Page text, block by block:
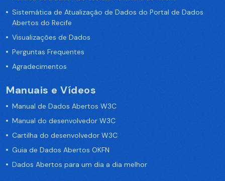
Sistemática de Atualização de Dados do Portal de Dados
Abertos do Recife
Visualizações de Dados
Perguntas Frequentes
Agradecimentos
Manuais e Vídeos
Manual de Dados Abertos W3C
Manual do desenvolvedor W3C
Cartilha do desenvolvedor W3C
Guia de Dados Abertos OKFN
Dados Abertos para um dia a dia melhor